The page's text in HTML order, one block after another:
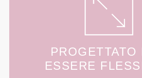
PROGETTATO
ESSERE